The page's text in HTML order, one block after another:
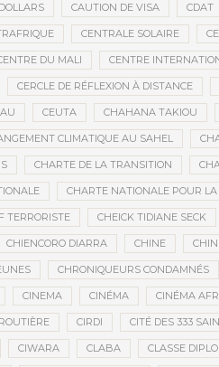
CAUTION DE VISA CDAT
CENTRALE SOLAIRE
DU MALI CENTRE
CERCLE DE RÉFLEXION À DISTANCE
CEUTA CHAHANA TAKIOU
CLIMATIQUE AU SAHEL
CHARTE DE LA TRANSITION
CHARTE NATIONALE POUR
TERRORISTE CHEICK TIDIANE SECK
CHIENCORO DIARRA CHINE
CHRONIQUEURS CONDAMNÉS
CINEMA CINÉMA CINÉMA
CIRDI CITÉ DES 333
CIWARA CLABA CLASSE